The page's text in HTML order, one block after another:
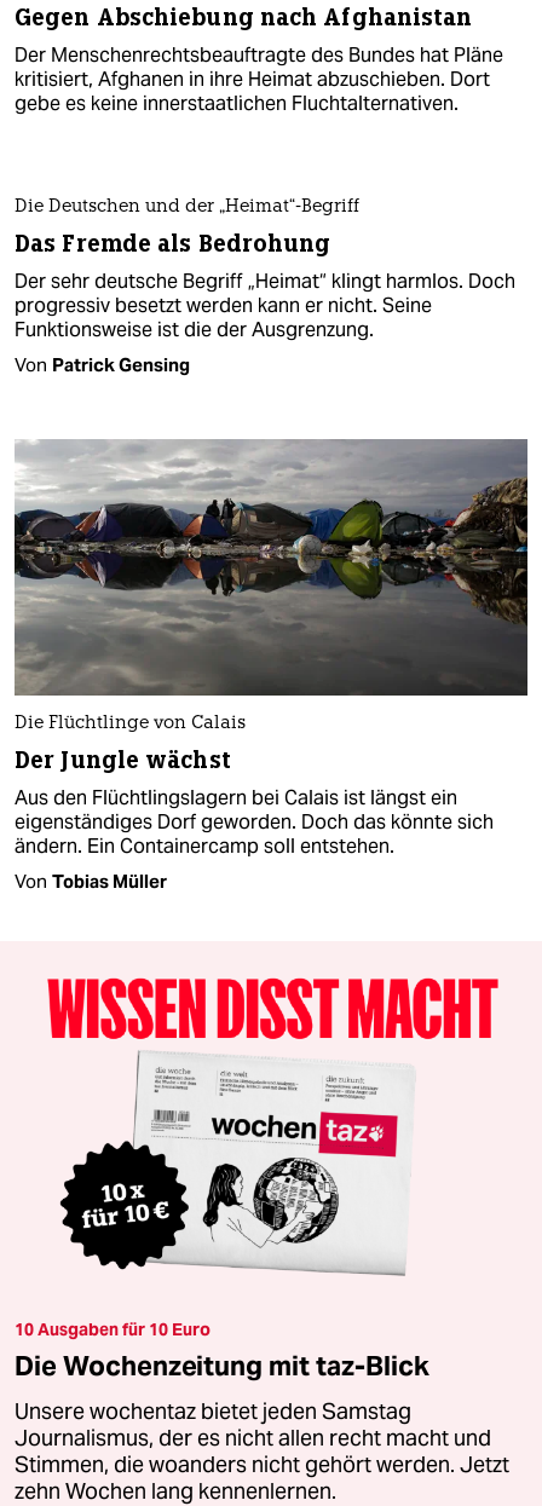
Gegen Abschiebung nach Afghanistan
Der Menschenrechtsbeauftragte des Bundes hat Pläne
kritisiert, Afghanen in ihre Heimat abzuschieben. Dort
gebe es keine innerstaatlichen Fluchtalternativen.
Die Deutschen und der „Heimat“-Begriff
Das Fremde als Bedrohung
Der sehr deutsche Begriff „Heimat“ klingt harmlos. Doch
progressiv besetzt werden kann er nicht. Seine
Funktionsweise ist die der Ausgrenzung.
Von Patrick Gensing
Die Flüchtlinge von Calais
Der Jungle wächst
Aus den Flüchtlingslagern bei Calais ist längst ein
eigenständiges Dorf geworden. Doch das könnte sich
ändern. Ein Containercamp soll entstehen.
Von Tobias Müller
10 Ausgaben für 10 Euro
Die Wochenzeitung mit taz-Blick
Unsere wochentaz bietet jeden Samstag
Journalismus, der es nicht allen recht macht und
Stimmen, die woanders nicht gehört werden. Jetzt
zehn Wochen lang kennenlernen.